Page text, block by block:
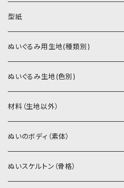
型紙
書籍（紙の本）
PDFデータ（ダウンロード）
ぬいぐるみ用生地(種類別)
ソフトボア（短毛）
ソフトボア（5mm）
ぬいトリコット
スキンカラー生地
ぬいぐるみ生地(色別)
ソフトボア
スキンカラー系
白系
ぬいトリコット
スキンカラー系
材料（生地以外）
アイロン接着シート
ステッチカラー
ぬいのボディ（素体）
ぬいスケルトン（骨格）